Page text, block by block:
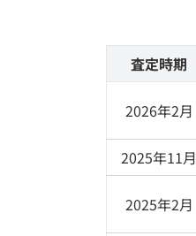
査定時期
2026年2月
2025年11月
2025年2月